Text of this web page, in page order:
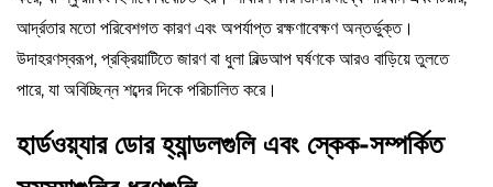
আর্দ্রতার মতো পরিবেশগত কারণ এবং অপর্যাপ্ত রক্ষণাবেক্ষণ অন্তর্ভুক্ত।
উদাহরণস্বরূপ, প্রক্রিয়াটিতে জারণ বা ধুলা বিল্ডআপ ঘর্ষণকে আরও বাড়িয়ে তুলতে
পারে, যা অবিচ্ছিন্ন শব্দের দিকে পরিচালিত করে।
হার্ডওয়্যার ডোর হ্যান্ডলগুলি এবং স্কেক-সম্পর্কিত